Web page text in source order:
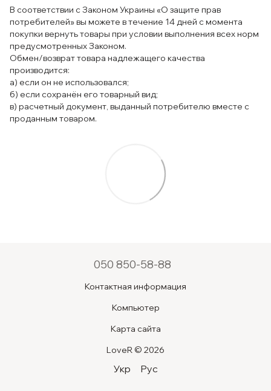
В соответствии с Законом Украины «О защите прав
потребителей» вы можете в течение 14 дней с момента
покупки вернуть товары при условии выполнения всех норм
предусмотренных Законом.
Обмен/возврат товара надлежащего качества
производится:
а) если он не использовался;
б) если сохранён его товарный вид;
в) расчетный документ, выданный потребителю вместе с
проданным товаром.
050 850-58-88
Контактная информация
Компьютер
Карта сайта
LoveR © 2026
Укр Рус